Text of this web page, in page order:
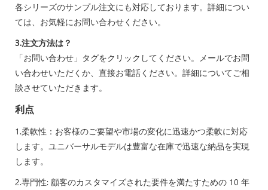
各シリーズのサンプル注文にも対応しております。詳細につい
ては、お気軽にお問い合わせください。
3.注文方法は？
「お問い合わせ」タグをクリックしてください。メールでお問
い合わせいただくか、直接お電話ください。詳細についてご相
談させていただきます。
利点
1.柔軟性：お客様のご要望や市場の変化に迅速かつ柔軟に対応
します。ユニバーサルモデルは豊富な在庫で迅速な納品を実現
します。
2.専門性: 顧客のカスタマイズされた要件を満たすための 10 年